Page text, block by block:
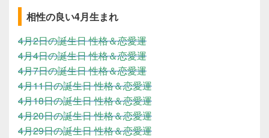
相性の良い4月生まれ
4月2日の誕生日 性格＆恋愛運
4月4日の誕生日 性格＆恋愛運
4月7日の誕生日 性格＆恋愛運
4月11日の誕生日 性格＆恋愛運
4月18日の誕生日 性格＆恋愛運
4月20日の誕生日 性格＆恋愛運
4月29日の誕生日 性格＆恋愛運